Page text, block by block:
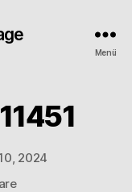
Menü
2024
zu